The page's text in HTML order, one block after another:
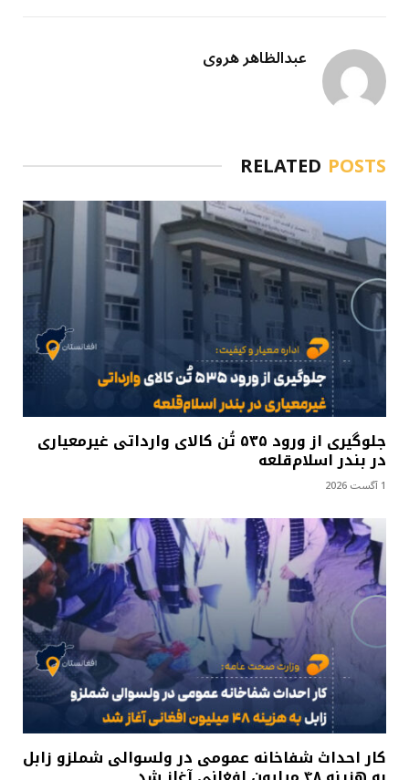
عبدالظاهر هروی
RELATED POSTS
جلوگیری از ورود ۵۳۵ تُن کالای وارداتی غیرمعیاری
در بندر اسلام‌قلعه
1 آگست 2026
کار احداث شفاخانه عمومی در ولسوالی شملزو زابل